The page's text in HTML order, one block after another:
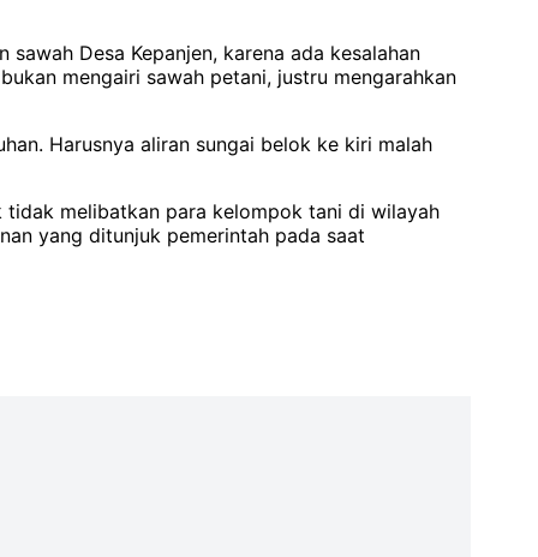
Desa Kepanjen, karena ada kesalahan
mengairi sawah petani, justru mengarahkan
Harusnya aliran sungai belok ke kiri malah
tidak melibatkan para kelompok tani di wilayah
yang ditunjuk pemerintah pada saat